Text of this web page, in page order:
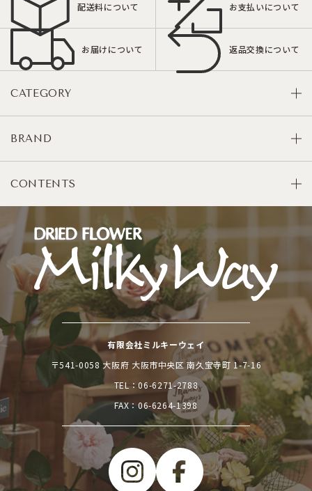
配送料について お支払いについて
お届けについて 返品交換について
CATEGORY
BRAND
CONTENTS
有限会社ミルキーウェイ
〒541-0058 大阪府 大阪市中央区 南久宝寺町 1-7-16
TEL：06-6271-2788
FAX：06-6264-1398